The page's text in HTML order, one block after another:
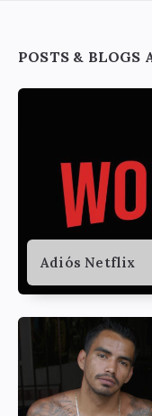
Widgets
POSTS & BLOGS
Adiós Netflix